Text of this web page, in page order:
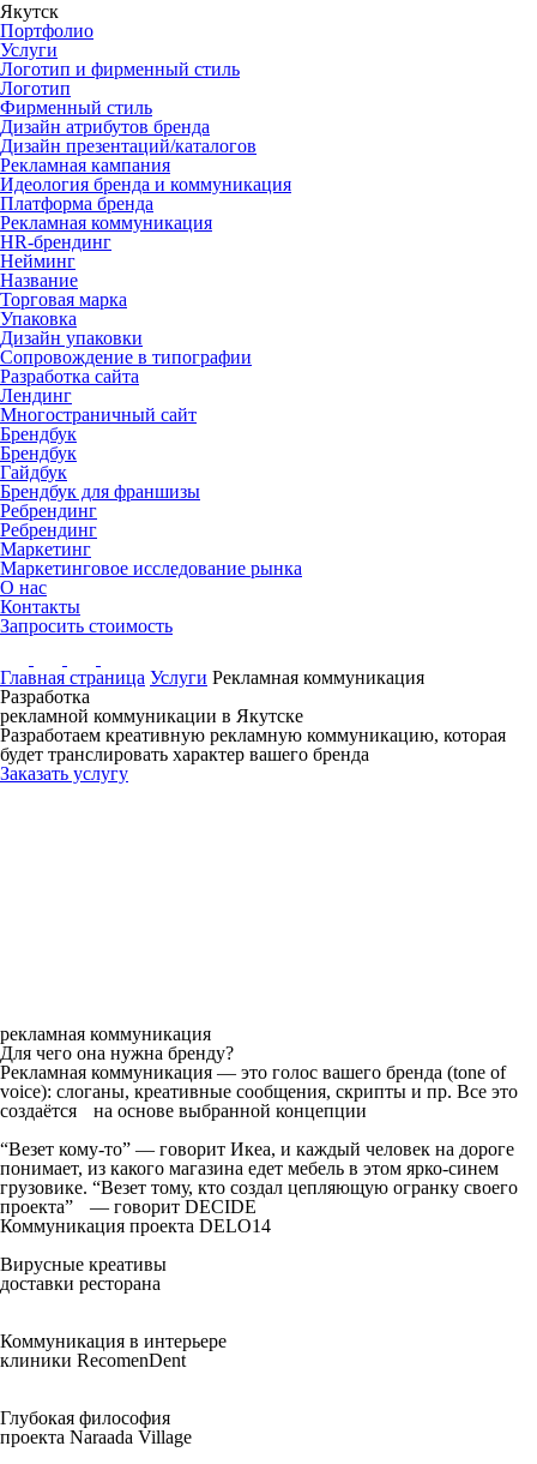
Якутск
Портфолио
Услуги
Логотип и фирменный стиль
Логотип
Фирменный стиль
Дизайн атрибутов бренда
Дизайн презентаций/каталогов
Рекламная кампания
Идеология бренда и коммуникация
Платформа бренда
Рекламная коммуникация
HR-брендинг
Нейминг
Название
Торговая марка
Упаковка
Дизайн упаковки
Сопровождение в типографии
Разработка сайта
Лендинг
Многостраничный сайт
Брендбук
Брендбук
Гайдбук
Брендбук для франшизы
Ребрендинг
Ребрендинг
Маркетинг
Маркетинговое исследование рынка
О нас
Контакты
Запросить стоимость
Главная страница Услуги Рекламная коммуникация
Разработка
рекламной коммуникации в Якутске
Разработаем креативную рекламную коммуникацию, которая
будет транслировать характер вашего бренда
Заказать услугу
рекламная коммуникация
Для чего она нужна бренду?
Рекламная коммуникация — это голос вашего бренда (tone of
voice): слоганы, креативные сообщения, скрипты и пр. Все это
создаётся на основе выбранной концепции
“Везет кому-то” — говорит Икеа, и каждый человек на дороге
понимает, из какого магазина едет мебель в этом ярко-синем
грузовике. “Везет тому, кто создал цепляющую огранку своего
проекта” — говорит DECIDE
Коммуникация проекта DELO14
Вирусные креативы
доставки ресторана
Коммуникация в интерьере
клиники RecomenDent
Глубокая философия
проекта Naraada Village